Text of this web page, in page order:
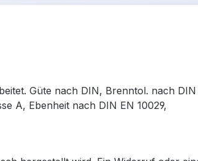
Güte nach DIN, Brenntol. nach DIN
A, Ebenheit nach DIN EN 10029,